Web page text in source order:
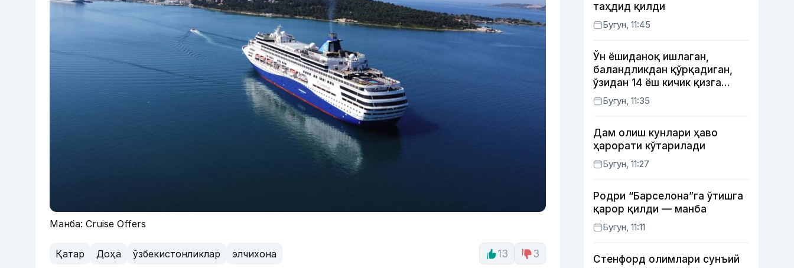
Манба: Cruise Offers
Қатар Доҳа ўзбекистонликлар элчихона 13 3
таҳдид қилди
Бугун, 11:45
Ўн ёшиданоқ ишлаган,
баландликдан қўрқадиган,
ўзидан 14 ёш кичик қизга
уйланган Ёрқинхўжа Умаров
34 ёшда
Бугун, 11:35
Дам олиш кунлари ҳаво
ҳарорати кўтарилади
Бугун, 11:27
Родри “Барселона”га ўтишга
қарор қилди — манба
Бугун, 11:11
Стенфорд олимлари сунъий